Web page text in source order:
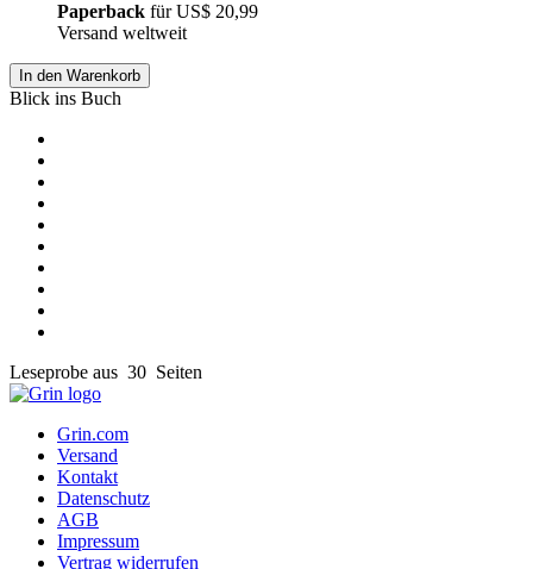
Paperback fürUS$ 20,99
Versand weltweit
In den Warenkorb
Blick ins Buch
Leseprobe aus 30 Seiten
Grin.com
Versand
Kontakt
Datenschutz
AGB
Impressum
Vertrag widerrufen